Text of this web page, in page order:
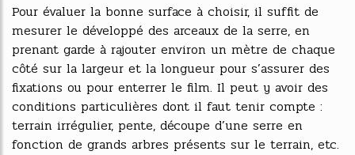
Pour évaluer la bonne surface à choisir, il suffit de
mesurer le développé des arceaux de la serre, en
prenant garde à rajouter environ un mètre de chaque
côté sur la largeur et la longueur pour s’assurer des
fixations ou pour enterrer le film. Il peut y avoir des
conditions particulières dont il faut tenir compte :
terrain irrégulier, pente, découpe d’une serre en
fonction de grands arbres présents sur le terrain, etc.